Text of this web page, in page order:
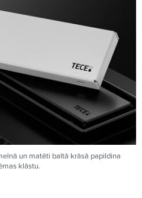
un matēti baltā krāsā papildina
klāstu.